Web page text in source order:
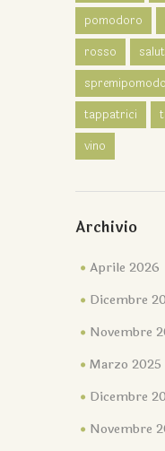
pomodoro
rosso
tappatrici
vino
Archivio
Aprile 2026
Dicembre
Novembre
Marzo 2025
Dicembre
Novembre